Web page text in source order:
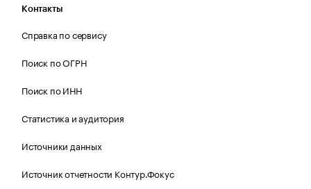
Контакты
Справка по сервису
Поиск по ОГРН
Поиск по ИНН
Статистика и аудитория
Источники данных
Источник отчетности Контур.Фокус